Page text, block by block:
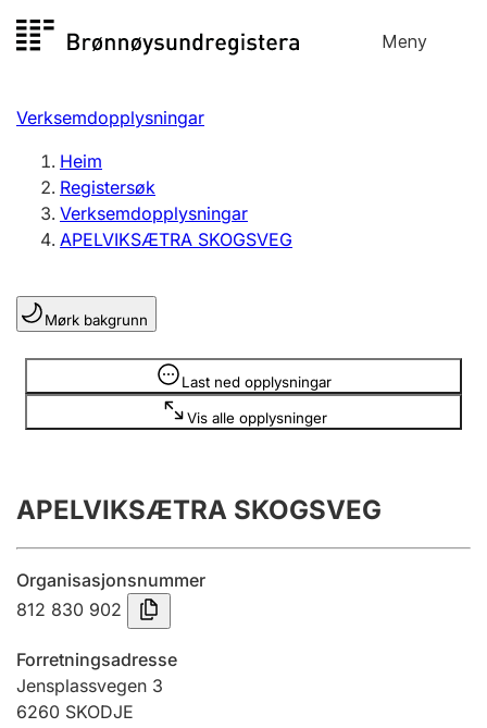
til
Meny
Registersøk
Aksjeselskap
Enkeltpersonføretak
Registrere, endre, slette
Lag og foreining
Registrere, endre, slette
Årsrekneskap
Innsending og forseinkingsgebyr
Tinglysing
Jeger
Verksemdopplysningar
Heim
Registersøk
Verksemdopplysningar
APELVIKSÆTRA SKOGSVEG
Mørk bakgrunn
Last ned opplysningar
Vis alle opplysninger
Opplysninger er skjult
APELVIKSÆTRA SKOGSVEG
Organisasjonsnummer
812 830 902
Forretningsadresse
Jensplassvegen 3
6260 SKODJE